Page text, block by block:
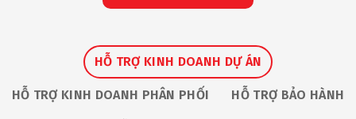
HỖ TRỢ KINH DOANH DỰ ÁN
HỖ TRỢ KINH DOANH PHÂN PHỐI HỖ TRỢ BẢO HÀNH